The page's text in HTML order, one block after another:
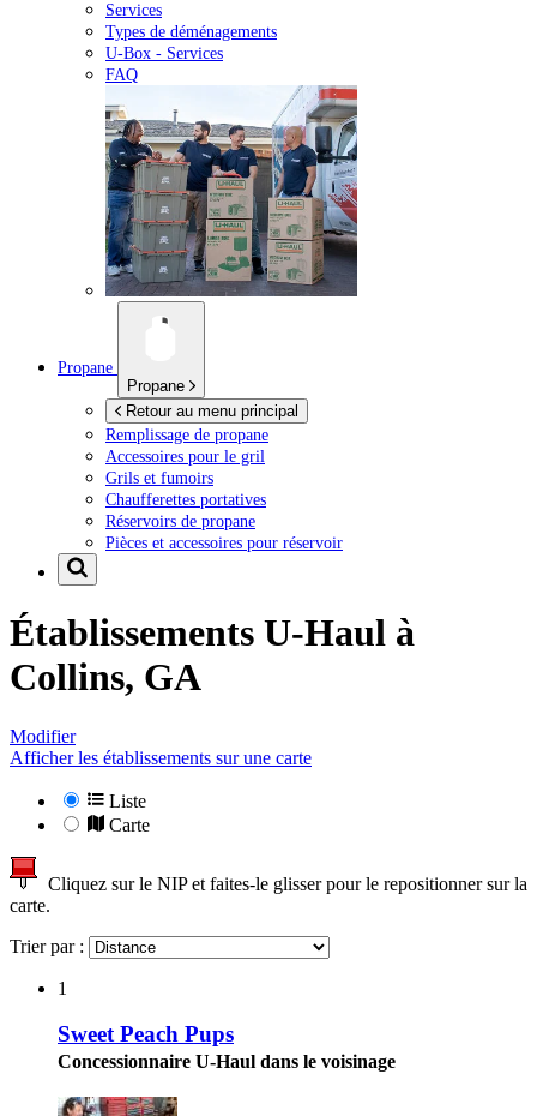
Services
Types de déménagements
U-Box - Services
FAQ
Propane
Propane
Retour au menu principal
Remplissage de propane
Accessoires pour le gril
Grils et fumoirs
Chaufferettes portatives
Réservoirs de propane
Pièces et accessoires pour réservoir
Établissements U-Haul à
Collins, GA
Modifier
Afficher les établissements sur une carte
Liste
Carte
Cliquez sur le NIP et faites-le glisser pour le repositionner sur la
carte.
Trier par :
1
Sweet Peach Pups
Concessionnaire U-Haul dans le voisinage